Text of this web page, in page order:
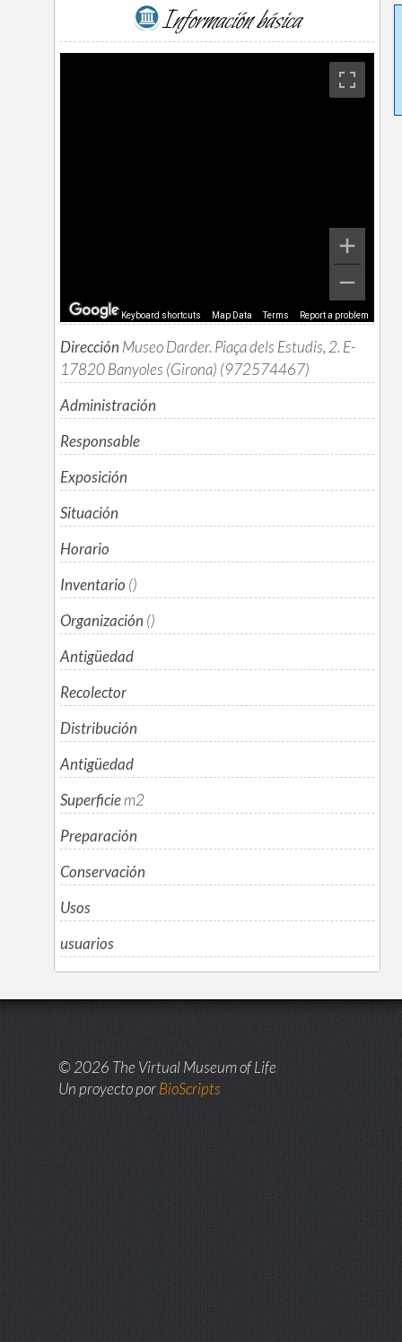
Información básica
Keyboard shortcuts Map Data Terms Report a problem
Dirección Museo Darder. Piaça dels Estudis, 2. E-
17820 Banyoles (Girona) (972574467)
Administración
Responsable
Exposición
Situación
Horario
Inventario ()
Organización ()
Antigüedad
Recolector
Distribución
Antigüedad
Superficiem2
Preparación
Conservación
Usos
usuarios
© 2026 The Virtual Museum of Life
Un proyecto porBioScripts